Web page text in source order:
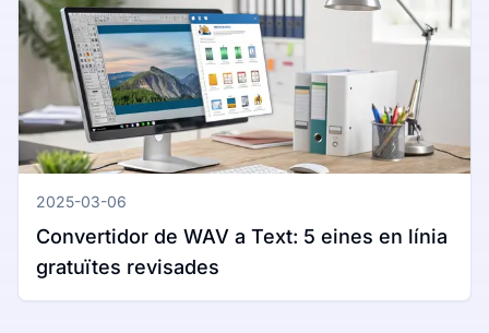
2025-03-06
Convertidor de WAV a Text: 5 eines en línia
gratuïtes revisades